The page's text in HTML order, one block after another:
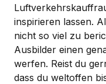
inspirieren lassen.
nicht so viel zu
Ausbilder einen
werfen. Reist du
dass du weltoffen